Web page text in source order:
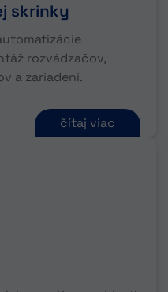
skrinky
rozvádzačov,
a zariadení.
čítaj viac